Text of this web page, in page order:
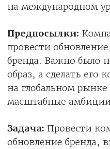
на международном
Предпосылки:
провести
бренда. Важно было
образ, а сделать его
на глобальном
масштабные
Задача: Провести
обновление бренда,